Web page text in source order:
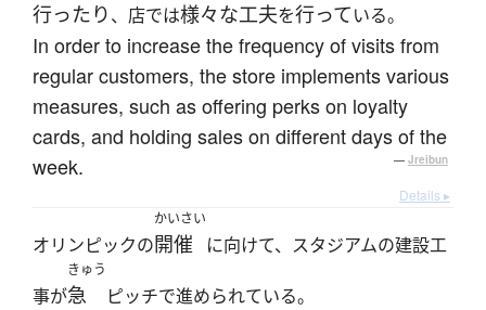
行ったり、店では様々な工夫を行っている。
In order to increase the frequency of visits from
regular customers, the store implements various
measures, such as offering perks on loyalty
cards, and holding sales on different days of the
week.
— Jreibun
Details ▸
オリンピックの
かいさい
開催 に向けて、スタジアムの建設工
事が
きゅう
急 ピッチで進められている。